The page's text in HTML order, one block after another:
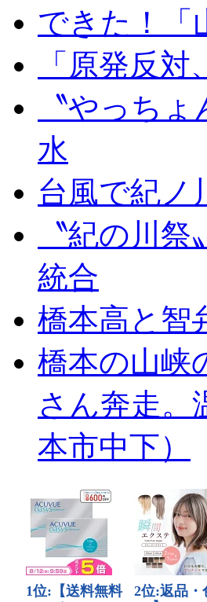
できた！
「原発反
〝やっち
水
台風で紀ノ
〝紀の川
統合
橋本高と智
橋本の山峡
さん奔走。
本市中下）